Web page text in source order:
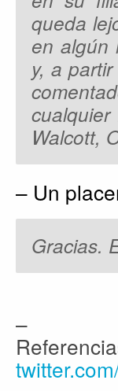
queda
en algún
y, a
Walcott,
– Un
Gracias.
–